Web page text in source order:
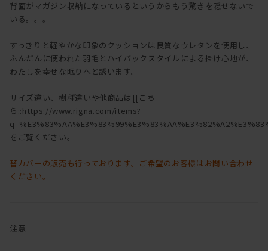
背面がマガジン収納になっているというからもう驚きを隠せないで
いる。。。
すっきりと軽やかな印象のクッションは良質なウレタンを使用し、
ふんだんに使われた羽毛とハイバックスタイルによる掛け心地が、
わたしを幸せな眠りへと誘います。
サイズ違い、樹種違いや他商品は[[こち
ら::https://www.rigna.com/items?
をご覧ください。
替カバーの販売も行っております。ご希望のお客様はお問い合わせ
ください。
注意